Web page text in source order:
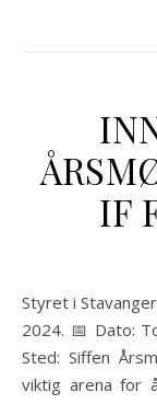
IF
Styret i Stavanger IF Fotball innkaller herved til årsmøte for
2024. 📅 Dato:
Sted: Siffen
viktig arena for